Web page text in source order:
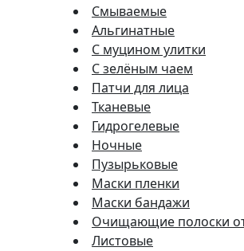
Смываемые
Альгинатные
С муцином улитки
С зелёным чаем
Патчи для лица
Тканевые
Гидрогелевые
Ночные
Пузырьковые
Маски пленки
Маски бандажи
Очищающие полоски
Листовые